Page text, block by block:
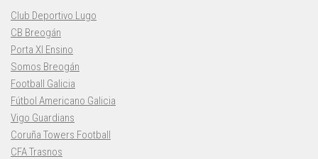
Club Deportivo Lugo
CB Breogán
Porta XI Ensino
Somos Breogán
Football Galicia
Fútbol Americano Galicia
Vigo Guardians
Coruña Towers Football
CFA Trasnos